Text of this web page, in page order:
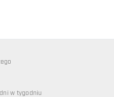
niedostępna
w tygodniu